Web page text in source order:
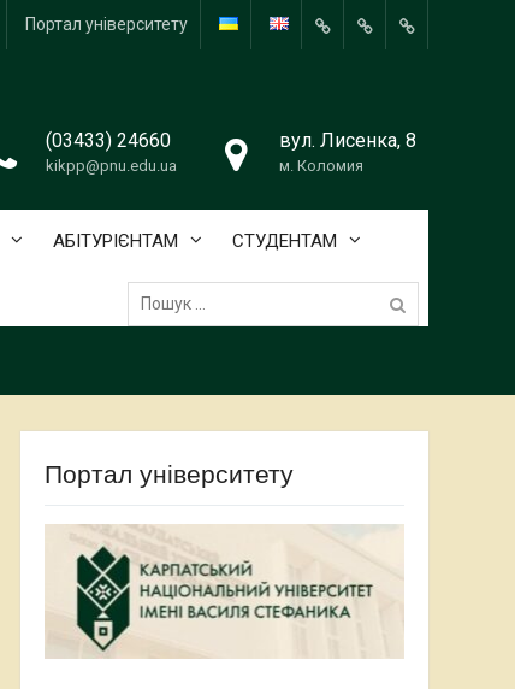
About
HISTORYTeaching
Портал університету
(03433) 24660
kikpp@pnu.edu.ua
вул. Лисенка, 8
м. Коломия
АБІТУРІЄНТАМ СТУДЕНТАМ
Пошук:
Портал університету